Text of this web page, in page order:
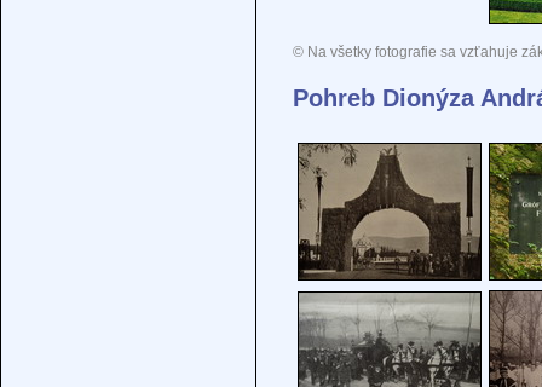
© Na všetky fotografie sa vzťahuje
Pohreb Dionýza